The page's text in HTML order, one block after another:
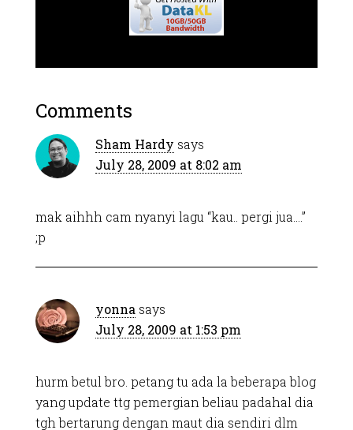
Comments
Sham Hardy says
July 28, 2009 at 8:02 am
mak aihhh cam nyanyi lagu “kau.. pergi jua….”
;p
yonna says
July 28, 2009 at 1:53 pm
hurm betul bro. petang tu ada la beberapa blog
yang update ttg pemergian beliau padahal dia
tgh bertarung dengan maut dia sendiri dlm